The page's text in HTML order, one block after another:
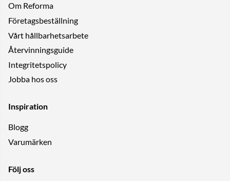
Om Reforma
Företagsbeställning
Vårt hållbarhetsarbete
Återvinningsguide
Integritetspolicy
Jobba hos oss
Inspiration
Blogg
Varumärken
Följ oss